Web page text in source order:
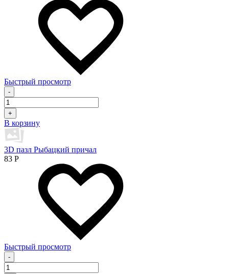
Быстрый просмотр
-
+
В корзину
3D пазл Рыбацкий причал
83 Р
Быстрый просмотр
-